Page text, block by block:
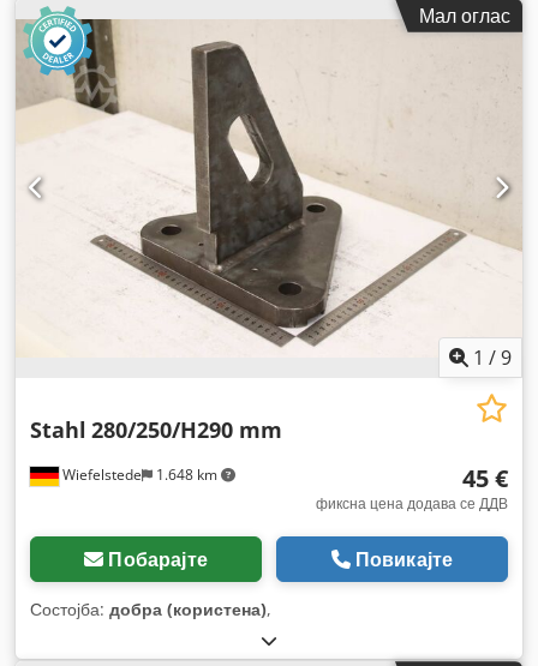
Мал оглас
1 /9
Wiefelstede 1.648 km
Stahl 280/250/H290 mm
45 €
фиксна цена додава се ДДВ
Побарајте Повикајте
Состојба: добра (користена),